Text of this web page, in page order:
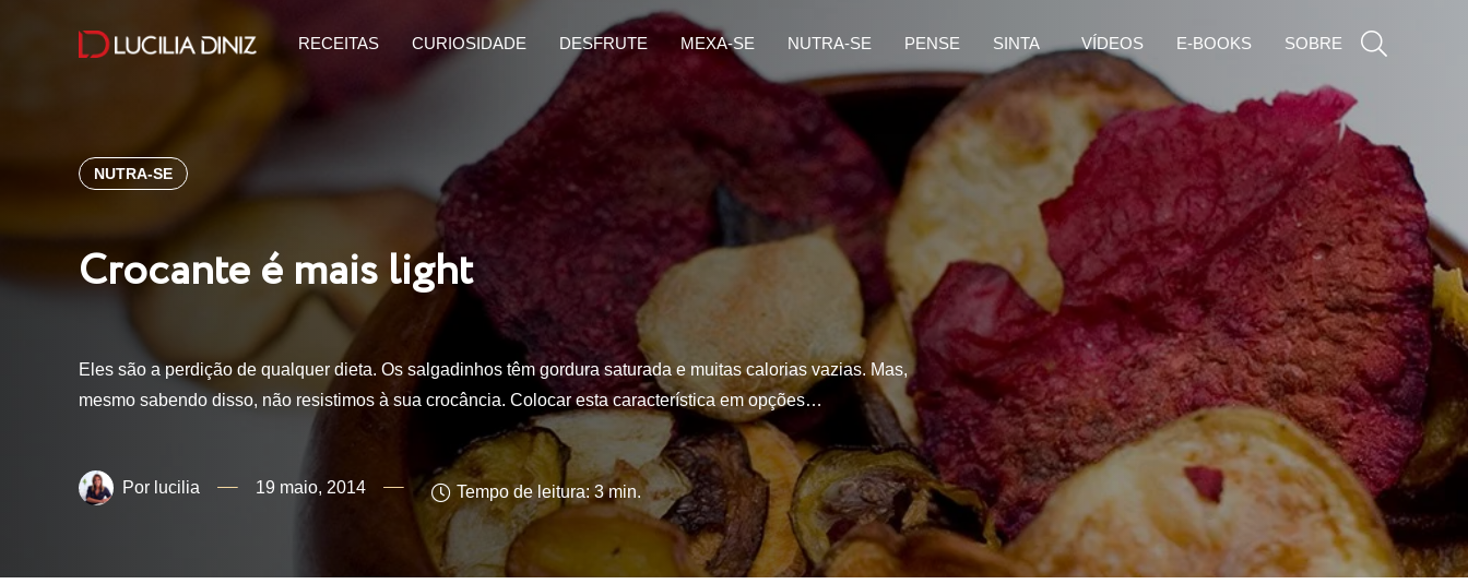
RECEITAS CURIOSIDADE DESFRUTE MEXA-SE NUTRA-SE PENSE SINTA VÍDEOS E-BOOKS SOBRE
NUTRA-SE
Crocante é mais light
Eles são a perdição de qualquer dieta. Os salgadinhos têm gordura saturada e muitas calorias vazias. Mas,
mesmo sabendo disso, não resistimos à sua crocância. Colocar esta característica em opções…
lucilia 19 maio, 2014 Tempo de leitura: 3 min.